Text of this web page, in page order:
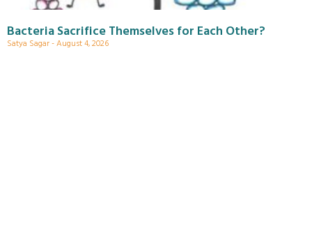
Bacteria Sacrifice Themselves for Each Other?
Satya Sagar August 4, 2026